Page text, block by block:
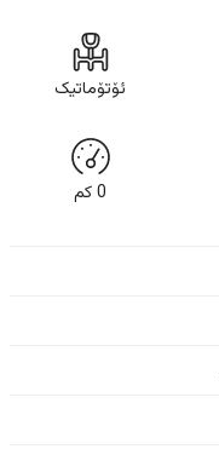
ئۆتۆماتیک
0كم